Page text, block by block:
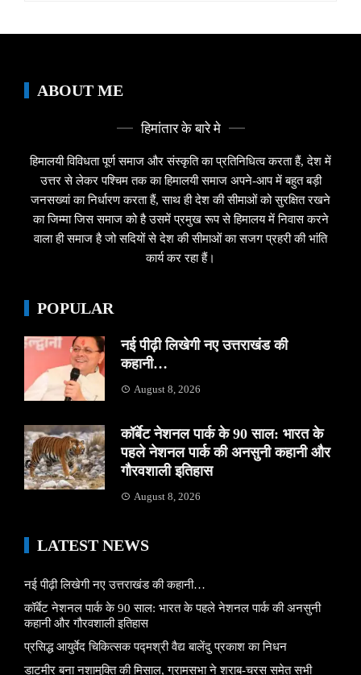
ABOUT ME
हिमांतार के बारे मे
हिमालयी विविधता पूर्ण समाज और संस्कृति का प्रतिनिधित्व करता हैं, देश में
उत्तर से लेकर पश्चिम तक का हिमालयी समाज अपने-आप में बहुत बड़ी
जनसख्यां का निर्धारण करता हैं, साथ ही देश की सीमाओं को सुरक्षित रखने
का जिम्मा जिस समाज को है उसमें प्रमुख रूप से हिमालय में निवास करने
वाला ही समाज है जो सदियों से देश की सीमाओं का सजग प्रहरी की भांति
कार्य कर रहा हैं।
POPULAR
नई पीढ़ी लिखेगी नए उत्तराखंड की
कहानी…
August 8, 2026
कॉर्बेट नेशनल पार्क के 90 साल: भारत के
पहले नेशनल पार्क की अनसुनी कहानी और
गौरवशाली इतिहास
August 8, 2026
LATEST NEWS
नई पीढ़ी लिखेगी नए उत्तराखंड की कहानी…
कॉर्बेट नेशनल पार्क के 90 साल: भारत के पहले नेशनल पार्क की अनसुनी
कहानी और गौरवशाली इतिहास
प्रसिद्ध आयुर्वेद चिकित्सक पद्मश्री वैद्य बालेंदु प्रकाश का निधन
डाटमीर बना नशामुक्ति की मिसाल, ग्रामसभा ने शराब-चरस समेत सभी